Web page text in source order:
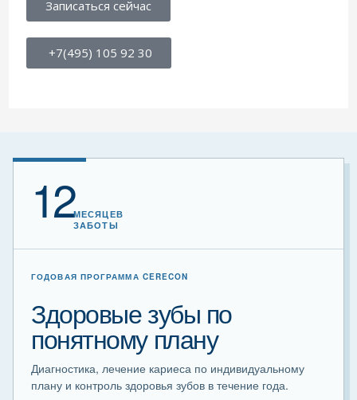
Записаться сейчас
+7(495) 105 92 30
12МЕСЯЦЕВ
ЗАБОТЫ
ГОДОВАЯ ПРОГРАММА CERECON
Здоровые зубы по
понятному плану
Диагностика, лечение кариеса по индивидуальному
плану и контроль здоровья зубов в течение года.